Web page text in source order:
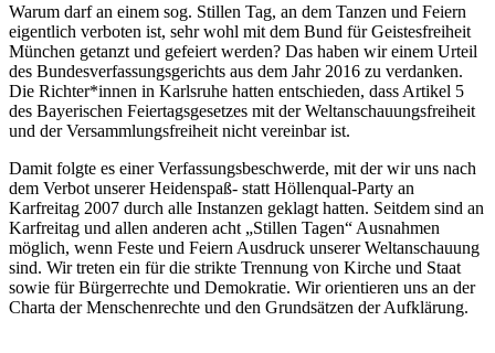
Warum darf an einem sog. Stillen Tag, an dem Tanzen und Feiern
eigentlich verboten ist, sehr wohl mit dem Bund für Geistesfreiheit
München getanzt und gefeiert werden? Das haben wir einem Urteil
des Bundesverfassungsgerichts aus dem Jahr 2016 zu verdanken.
Die Richter*innen in Karlsruhe hatten entschieden, dass Artikel 5
des Bayerischen Feiertagsgesetzes mit der Weltanschauungsfreiheit
und der Versammlungsfreiheit nicht vereinbar ist.
Damit folgte es einer Verfassungsbeschwerde, mit der wir uns nach
dem Verbot unserer Heidenspaß- statt Höllenqual-Party an
Karfreitag 2007 durch alle Instanzen geklagt hatten. Seitdem sind an
Karfreitag und allen anderen acht „Stillen Tagen“ Ausnahmen
möglich, wenn Feste und Feiern Ausdruck unserer Weltanschauung
sind. Wir treten ein für die strikte Trennung von Kirche und Staat
sowie für Bürgerrechte und Demokratie. Wir orientieren uns an der
Charta der Menschenrechte und den Grundsätzen der Aufklärung.